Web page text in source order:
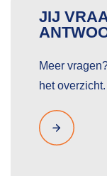
JIJ
Meer
het overzicht.